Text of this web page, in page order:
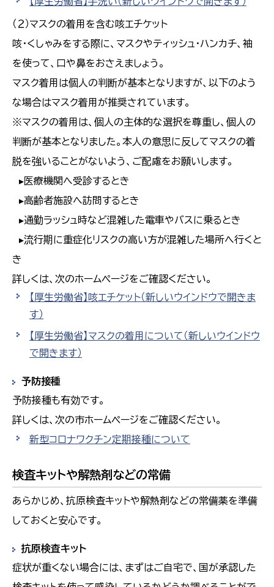
（２）マスクの着用を含む咳エチケット
咳・くしゃみをする際に、マスクやティッシュ・ハンカチ、袖
を使って、口や鼻をおさえましょう。
マスク着用は個人の判断が基本となりますが、以下のよう
な場合はマスク着用が推奨されています。
※マスクの着用は、個人の主体的な選択を尊重し、個人の
判断が基本となりました。本人の意思に反してマスクの着
脱を強いることがないよう、ご配慮をお願いします。
▸医療機関へ受診するとき
▸高齢者施設へ訪問するとき
▸通勤ラッシュ時など混雑した電車やバスに乗るとき
▸流行期に重症化リスクの高い方が混雑した場所へ行くと
き
詳しくは、次のホームページをご確認ください。
【厚生労働省】咳エチケット（新しいウインドウで開きま
す）
【厚生労働省】マスクの着用について （新しいウインドウ
で開きます）
予防接種
予防接種も有効です。
詳しくは、次の市ホームページをご確認ください。
新型コロナワクチン定期接種について
検査キットや解熱剤などの常備
あらかじめ、抗原検査キットや解熱剤などの常備薬を準備
しておくと安心です。​
抗原検査キット
症状が重くない場合には、まずはご自宅で、国が承認した